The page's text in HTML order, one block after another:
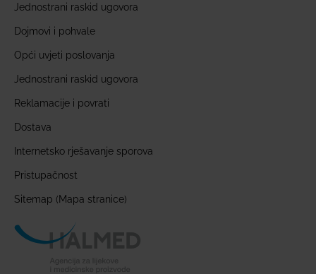
Jednostrani raskid ugovora
Dojmovi i pohvale
Opći uvjeti poslovanja
Jednostrani raskid ugovora
Reklamacije i povrati
Dostava
Internetsko rješavanje sporova
Pristupačnost
Sitemap (Mapa stranice)